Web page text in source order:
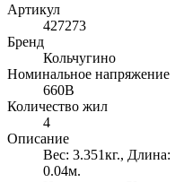
Артикул
427273
Бренд
Кольчугино
Номинальное напряжение
660В
Количество жил
4
Описание
Вес: 3.351кг.,
0.04м.